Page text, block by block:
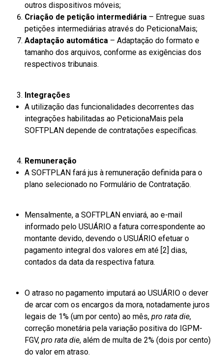
outros dispositivos móveis;
Criação de petição intermediária – Entregue suas
petições intermediárias através do PeticionaMais;
Adaptação automática – Adaptação do formato e
tamanho dos arquivos, conforme as exigências dos
respectivos tribunais.
Integrações
A utilização das funcionalidades decorrentes das
integrações habilitadas ao PeticionaMais pela
SOFTPLAN depende de contratações específicas.
Remuneração
A SOFTPLAN fará jus à remuneração definida para o
plano selecionado no Formulário de Contratação.
Mensalmente, a SOFTPLAN enviará, ao e-mail
informado pelo USUÁRIO a fatura correspondente ao
montante devido, devendo o USUÁRIO efetuar o
pagamento integral dos valores em até [2] dias,
contados da data da respectiva fatura.
O atraso no pagamento imputará ao USUÁRIO o dever
de arcar com os encargos da mora, notadamente juros
legais de 1% (um por cento) ao mês, pro rata die,
correção monetária pela variação positiva do IGPM-
FGV, pro rata die, além de multa de 2% (dois por cento)
do valor em atraso.